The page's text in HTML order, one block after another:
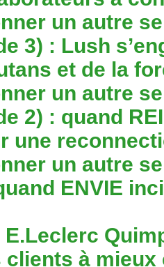
un autre
3) : Lush
et de la
un autre
2) : quand
une
un autre
ENVIE
E.Leclerc
clients à